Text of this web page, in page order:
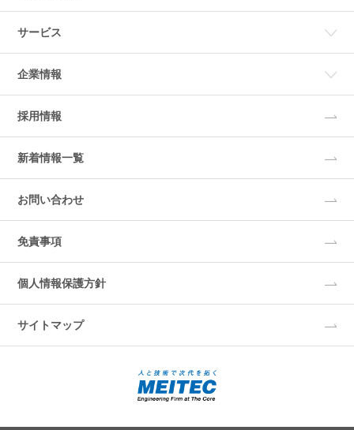
サービス
企業情報
採用情報
新着情報一覧
お問い合わせ
免責事項
個人情報保護方針
サイトマップ